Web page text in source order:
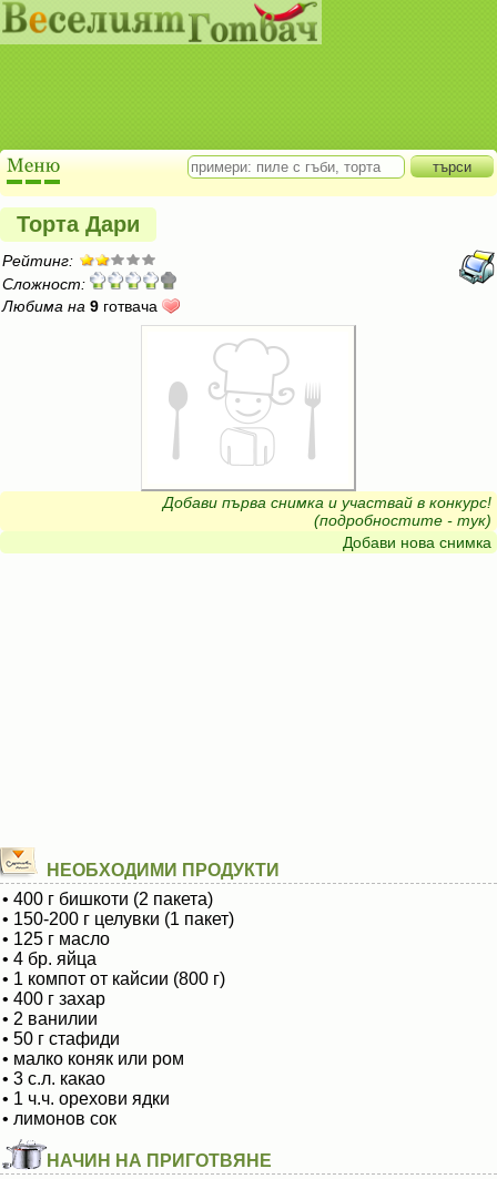
Торта Дари
Рейтинг:
Сложност:
Любима на 9 готвача
Добави първа снимка и участвай в конкурс!
(подробностите - тук)
Добави нова снимка
НЕОБХОДИМИ ПРОДУКТИ
• 400 г бишкоти (2 пакета)
• 150-200 г целувки (1 пакет)
• 125 г масло
• 4 бр. яйца
• 1 компот от кайсии (800 г)
• 400 г захар
• 2 ванилии
• 50 г стафиди
• малко коняк или ром
• 3 с.л. какао
• 1 ч.ч. орехови ядки
• лимонов сок
НАЧИН НА ПРИГОТВЯНЕ